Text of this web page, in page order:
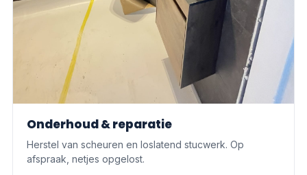
Onderhoud & reparatie
Herstel van scheuren en loslatend stucwerk. Op
afspraak, netjes opgelost.